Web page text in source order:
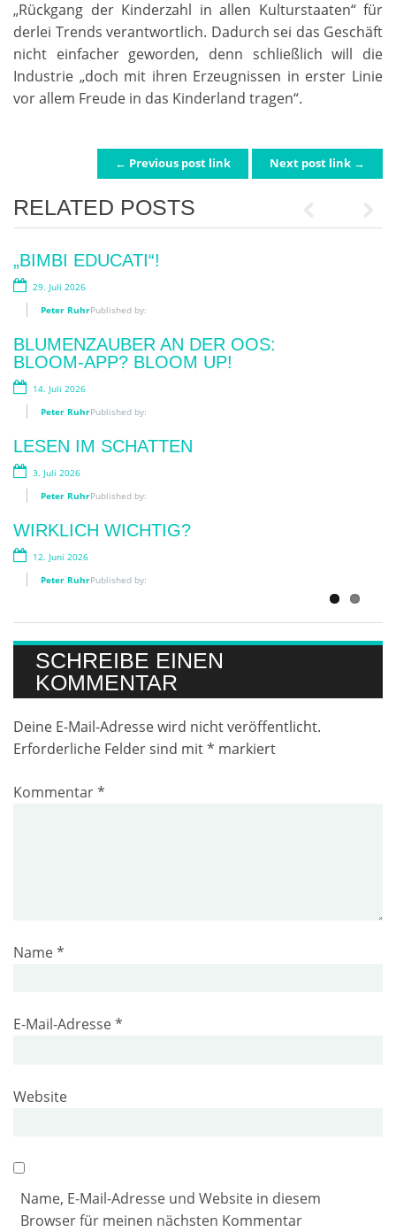
„Rückgang der Kinderzahl in allen Kulturstaaten“ für
derlei Trends verantwortlich. Dadurch sei das Geschäft
nicht einfacher geworden, denn schließlich will die
Industrie „doch mit ihren Erzeugnissen in erster Linie
vor allem Freude in das Kinderland tragen“.
POST NAVIGATION
← Previous post link Next post link →
RELATED POSTS
„BIMBI EDUCATI“!
29. Juli 2026
Published by:
Peter Ruhr
BLUMENZAUBER AN DER OOS:
BLOOM-APP? BLOOM UP!
14. Juli 2026
Published by:
Peter Ruhr
LESEN IM SCHATTEN
3. Juli 2026
Published by:
Peter Ruhr
WIRKLICH WICHTIG?
12. Juni 2026
Published by:
Peter Ruhr
SKANDAL!
2. Juni 2026
Published by:
Peter Ruhr
„MENSCH. TIER. WIR“
10. Mai 2026
Peter Ruhr
28. April 2026
Peter Ruhr
15. April 2026
Peter Ruhr
SCHREIBE EINEN
KOMMENTAR
Deine E-Mail-Adresse wird nicht veröffentlicht.
Erforderliche Felder sind mit* markiert
Kommentar*
Name*
E-Mail-Adresse*
Website
Name, E-Mail-Adresse und Website in diesem
Browser für meinen nächsten Kommentar